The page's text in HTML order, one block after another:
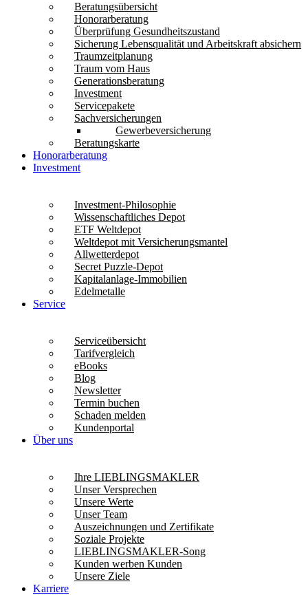
Beratungsübersicht
Honorarberatung
Überprüfung Gesundheitszustand
Sicherung Lebensqualität und Arbeitskraft absichern
Traumzeitplanung
Traum vom Haus
Generationsberatung
Investment
Servicepakete
Sachversicherungen
Gewerbeversicherung
Beratungskarte
Honorarberatung
Investment
Investment-Philosophie
Wissenschaftliches Depot
ETF Weltdepot
Weltdepot mit Versicherungsmantel
Allwetterdepot
Secret Puzzle-Depot
Kapitalanlage-Immobilien
Edelmetalle
Service
Serviceübersicht
Tarifvergleich
eBooks
Blog
Newsletter
Termin buchen
Schaden melden
Kundenportal
Über uns
Ihre LIEBLINGSMAKLER
Unser Versprechen
Unsere Werte
Unser Team
Auszeichnungen und Zertifikate
Soziale Projekte
LIEBLINGSMAKLER-Song
Kunden werben Kunden
Unsere Ziele
Karriere